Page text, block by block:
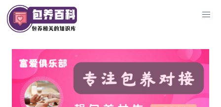
Skip
to
content